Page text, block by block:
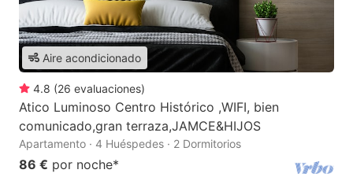
Aire acondicionado
4.8 (26 evaluaciones)
Atico Luminoso Centro Histórico ,WIFI, bien
comunicado,gran terraza,JAMCE&HIJOS
Apartamento · 4 Huéspedes · 2 Dormitorios
86 € por noche*